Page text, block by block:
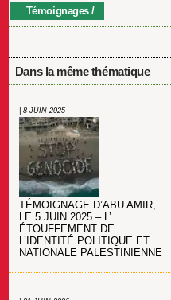
Témoignages
Dans la même thématique
| 8 JUIN 2025
TÉMOIGNAGE D’ABU AMIR,
LE 5 JUIN 2025 – L’
ÉTOUFFEMENT DE
L’IDENTITÉ POLITIQUE ET
NATIONALE PALESTINIENNE